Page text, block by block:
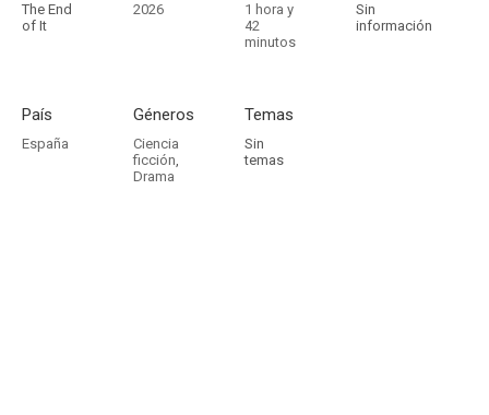
The End
of It
2026
1 hora y
42
minutos
Sin
información
País
España
Géneros
Ciencia
ficción,
Drama
Temas
Sin
temas